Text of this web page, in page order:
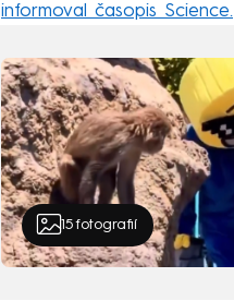
informoval časopis Science.
15fotografií